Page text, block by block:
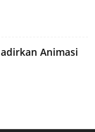
Animasi